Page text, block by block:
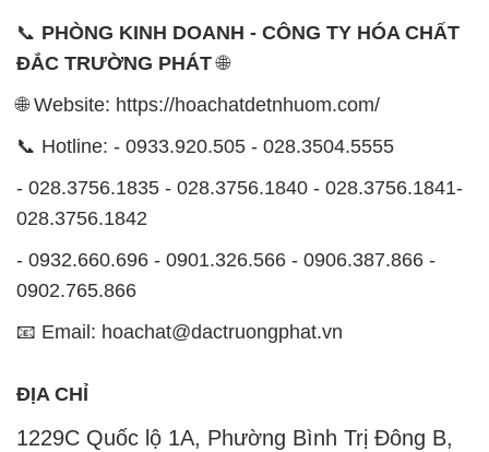
📞 PHÒNG KINH DOANH - CÔNG TY HÓA CHẤT
ĐẮC TRƯỜNG PHÁT🌐
🌐 Website: https://hoachatdetnhuom.com/
📞 Hotline: - 0933.920.505 - 028.3504.5555
- 028.3756.1835 - 028.3756.1840 - 028.3756.1841-
028.3756.1842
- 0932.660.696 - 0901.326.566 - 0906.387.866 -
0902.765.866
📧 Email: hoachat@dactruongphat.vn
ĐỊA CHỈ
1229C Quốc lộ 1A, Phường Bình Trị Đông B,